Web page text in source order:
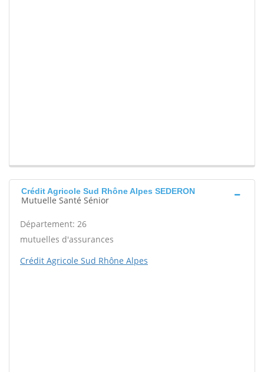
Crédit Agricole Sud Rhône Alpes SEDERON
Mutuelle Santé Sénior
Département: 26
mutuelles d'assurances
Crédit Agricole Sud Rhône Alpes